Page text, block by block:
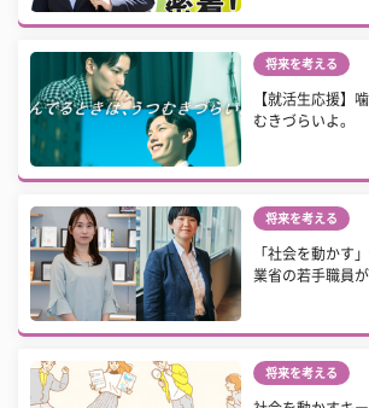
将来を考える
【就活生応援】
むきづらいよ。
将来を考える
「社会を動かす
業省の若手職員
将来を考える